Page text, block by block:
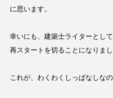
に思います。
幸いにも、建築士ライターとし
再スタートを切ることになりまし
これが、わくわくしっぱなしなの